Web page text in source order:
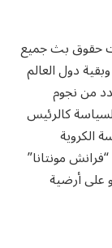
حقوق بث جميع
دول العالم
من نجوم
كالرئيس
الكروية
مونتانا”
على أرضية